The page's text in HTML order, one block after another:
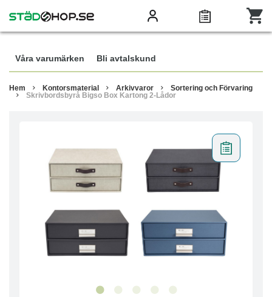
Våra varumärken Bli avtalskund
Hem Kontorsmaterial Arkivvaror
Sortering och Förvaring
Skrivbordsbyrå Bigso Box Kartong 2-Lådor